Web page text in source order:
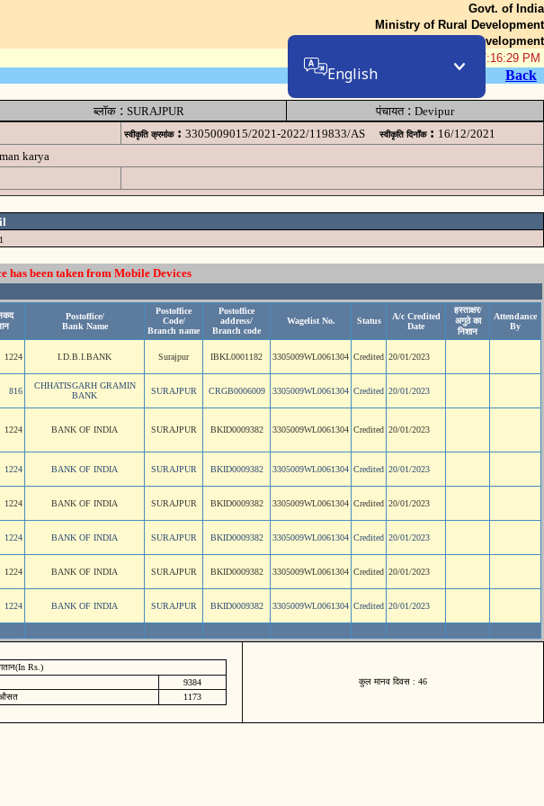
Govt. of India
Ministry of Rural Development
Department of Rural Development
08-Aug-2026 07:16:29 PM
Back
ब्लॉक: SURAJPUR पंचायत: Devipur
स्वीकृति क्रमांक : 3305009015/2021-2022/119833/AS स्वीकृति दिनॉंक : 16/12/2021
karya
1
has been taken from Mobile Devices
Postoffice/
Bank Name
Postoffice
Code/
Branch name
Postoffice
address/
Branch code
Wagelist No. Status
A/c Credited
Date
हस्ताक्षर/
अगुठे का
निशान
Attendance
By
1224 I.D.B.I.BANK Surajpur IBKL0001182 3305009WL0061304 Credited 20/01/2023
816
CHHATISGARH GRAMIN
BANK
SURAJPUR CRGB0006009 3305009WL0061304 Credited 20/01/2023
1224 BANK OF INDIA SURAJPUR BKID0009382 3305009WL0061304 Credited 20/01/2023
1224 BANK OF INDIA SURAJPUR BKID0009382 3305009WL0061304 Credited 20/01/2023
1224 BANK OF INDIA SURAJPUR BKID0009382 3305009WL0061304 Credited 20/01/2023
1224 BANK OF INDIA SURAJPUR BKID0009382 3305009WL0061304 Credited 20/01/2023
1224 BANK OF INDIA SURAJPUR BKID0009382 3305009WL0061304 Credited 20/01/2023
1224 BANK OF INDIA SURAJPUR BKID0009382 3305009WL0061304 Credited 20/01/2023
Rs.)
9384
औसत
1173
कुल मानव दिवस : 46
English